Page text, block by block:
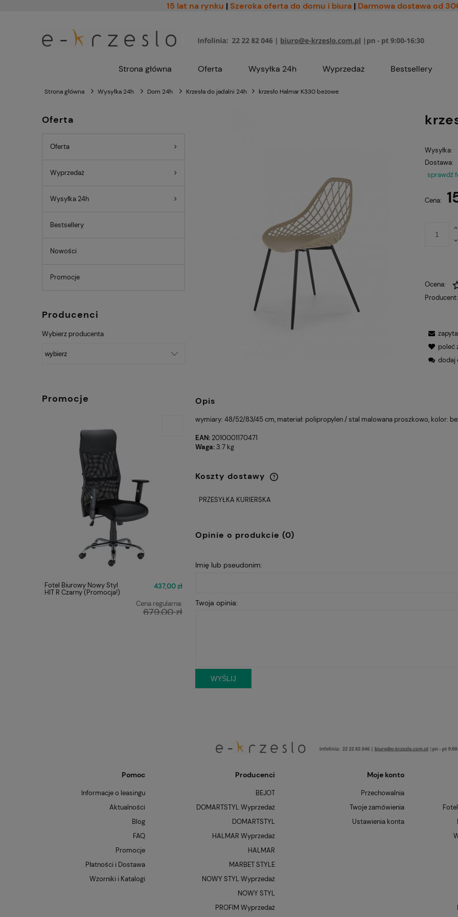
15 lat na rynku | Szeroka oferta do domu i biura | Darmowa dostawa od
Strona główna Oferta Wysyłka 24h Wyprzedaż Bestsellery
Strona główna Wysyłka 24h Dom 24h Krzesła do jadalni 24h krzesło Halmar K330 beżowe
Oferta
Oferta
Wyprzedaż
Wysyłka 24h
Bestsellery
Nowości
Promocje
Producenci
Wybierz producenta
Promocje
Fotel Biurowy Nowy Styl
HIT R Czarny (Promocja!)
437,00 zł
Cena regularna:
679,00 zł
Wysyłka:
Dostawa:
sprawdź
Cena:
Ocena:
Producent:
poleć
dodaj
Opis
wymiary: 48/52/83/45 cm, materiał: polipropylen / stal malowana proszkowo, kolor:
EAN: 2010001170471
Waga:3.7 kg
Koszty dostawy
PRZESYŁKA KURIERSKA
Opinie o produkcie (0)
Imię lub pseudonim:
Twoja opinia:
WYŚLIJ
Pomoc
Informacje o leasingu
Aktualności
Blog
FAQ
Promocje
Płatności i Dostawa
Wzorniki i Katalogi
Producenci
BEJOT
DOMARTSTYL Wyprzedaż
DOMARTSTYL
HALMAR Wyprzedaż
HALMAR
MARBET STYLE
NOWY STYL Wyprzedaż
NOWY STYL
PROFIM Wyprzedaż
Moje konto
Przechowalnia
Twoje zamówienia
Ustawienia konta